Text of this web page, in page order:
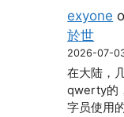
exyone
於世
2026-07-
在大陆，
qwerty的
字员使用